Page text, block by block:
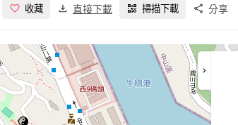
收藏 直接下載 掃描下載 分享